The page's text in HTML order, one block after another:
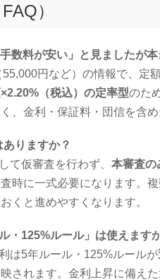
）
数料が安い」と見ましたが本
55,000円など）の情報で、定
（税込）の定率型のた
、金利・保証料・団信を含
りますか？
て仮審査を行わず、 本審査の
時に一式必要になります。
くと進めやすくなります。
・125%ルール」は使えます
は5年ルール・125%ルールが
されます。金利上昇に備え